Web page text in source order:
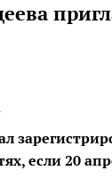
если 20